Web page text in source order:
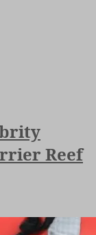
Reef